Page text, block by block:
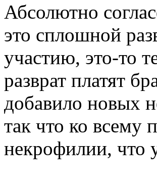
Абсолютно
это сплошной
участию, это-то
разврат платят
добавило новых
так что ко всему
некрофилии, что